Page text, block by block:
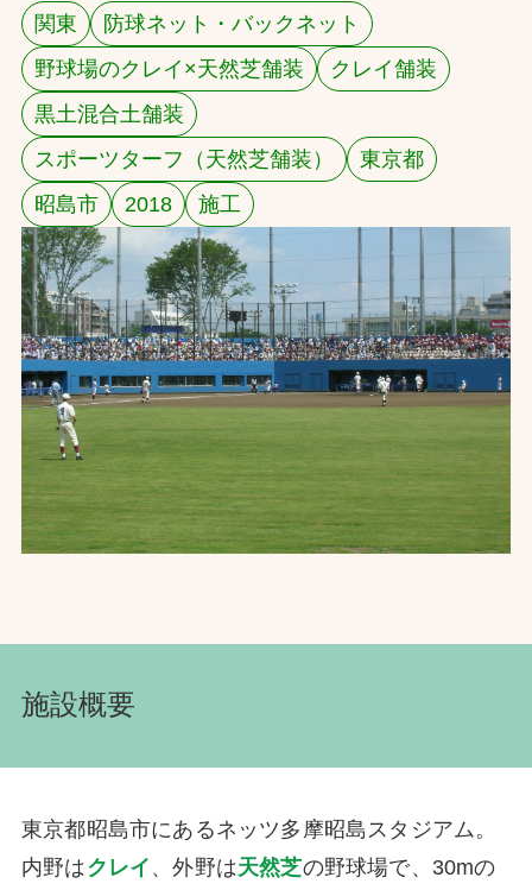
お問合せ
お取引先の皆様へ
プライバシーポリシー
ソーシャルメディアポリシー
文字の見えづらさや操作にお困りの方へ
関東
防球ネット・バックネット
野球場のクレイ×天然芝舗装
クレイ舗装
黒土混合土舗装
スポーツターフ（天然芝舗装）
東京都
昭島市
2018 施工
施設概要
東京都昭島市にあるネッツ多摩昭島スタジアム。
内野はクレイ 、外野は天然芝の野球場で、30mの